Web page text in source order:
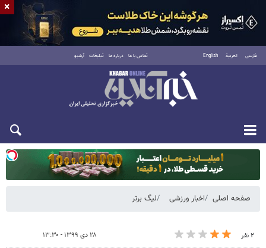
فارسی العربية English تماس با ما درباره ما تبلیغات آرشیو
دوشنبه ۱۹ مرداد ۱۴۰۵
صفحه اصلی اخبار ورزشی لیگ برتر
۲ نفر ۲۸ دی ۱۳۹۹ - ۱۳:۳۰
×